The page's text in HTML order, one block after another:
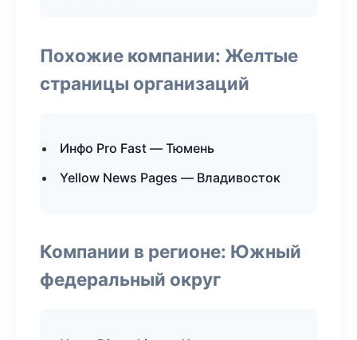
Похожие компании: Желтые
страницы организаций
Инфо Pro Fast — Тюмень
Yellow News Pages — Владивосток
Компании в регионе: Южный
федеральный округ